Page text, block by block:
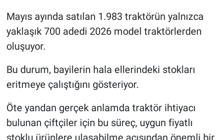
Mayıs ayında satılan 1.983 traktörün yalnızca
yaklaşık 700 adedi 2026 model traktörlerden
oluşuyor.
Bu durum, bayilerin hala ellerindeki stokları
eritmeye çalıştığını gösteriyor.
Öte yandan gerçek anlamda traktör ihtiyacı
bulunan çiftçiler için bu süreç, uygun fiyatlı